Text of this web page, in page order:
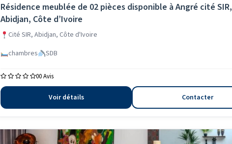
Résidence meublée de 02 pièces disponible à Angré cité SIR,
Abidjan, Côte d’Ivoire
Cité SIR, Abidjan, Côte d'Ivoire
chambres
SDB
00 Avis
Voir détails Contacter